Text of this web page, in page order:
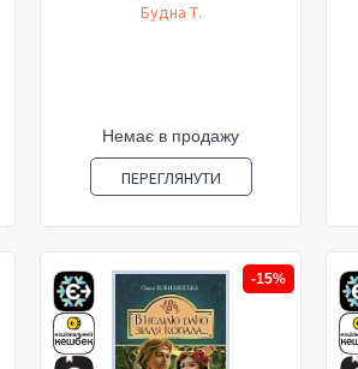
Будна Т.
Немає в продажу
ПЕРЕГЛЯНУТИ
-15%